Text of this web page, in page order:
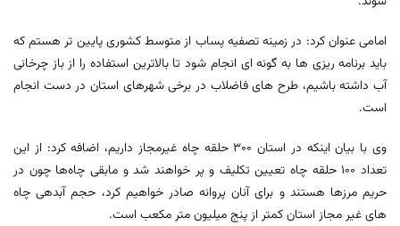
امامی عنوان کرد: در زمینه تصفیه پساب از متوسط کشوری پایین تر هستم که
باید برنامه ریزی ها به گونه ای انجام شود تا بالاترین استفاده را از باز چرخانی
آب داشته باشیم، طرح های فاضلاب در برخی شهرهای استان در دست انجام
است.
وی با بیان اینکه در استان ۳۰۰ حلقه چاه غیرمجاز داریم، اضافه کرد: از این
تعداد ۱۰۰ حلقه چاه تعیین تکلیف و پر خواهند شد و مابقی چاه‌ها چون در
حریم مرزها هستند و برای آنان پروانه صادر خواهیم کرد، حجم آبدهی چاه
های غیر مجاز استان کمتر از پنج میلیون متر مکعب است.